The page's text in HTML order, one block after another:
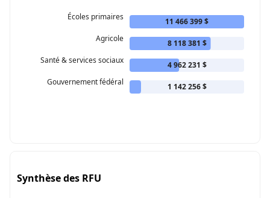
Écoles primaires
11 466 399 $
Agricole
8 118 381 $
Santé & services sociaux
4 962 231 $
Gouvernement fédéral
1 142 256 $
Synthèse des RFU